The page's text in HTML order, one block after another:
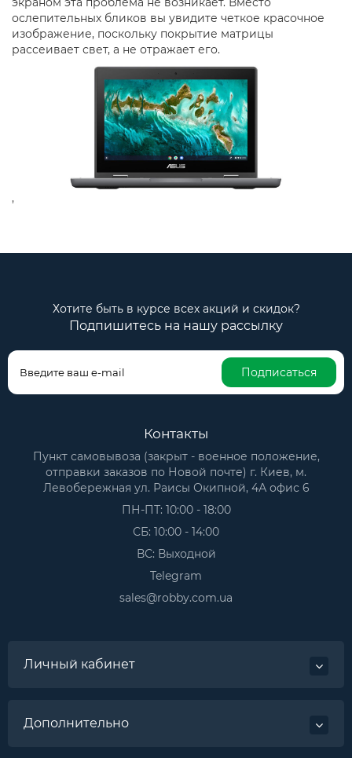
ослепительных бликов вы увидите четкое красочное
изображение, поскольку покрытие матрицы
рассеивает свет, а не отражает его.
,
Хотите быть в курсе всех акций и скидок?
Подпишитесь на нашу рассылку
Подписаться
Контакты
Пункт самовывоза (закрыт - военное положение,
отправки заказов по Новой почте) г. Киев, м.
Левобережная ул. Раисы Окипной, 4А офис 6
ПН-ПТ: 10:00 - 18:00
СБ: 10:00 - 14:00
ВС: Выходной
Telegram
sales@robby.com.ua
Личный кабинет
Дополнительно